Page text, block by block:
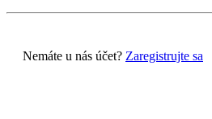
Nemáte u nás účet? Zaregistrujte sa